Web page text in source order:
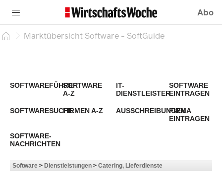
Abo
Marktübersicht Software - SoftGuide
SOFTWAREFÜHRERSOFTWARE
A-Z
IT-
DIENSTLEISTER
SOFTWARE
EINTRAGEN
SOFTWARESUCHEFIRMEN A-Z AUSSCHREIBUNGEN
FIRMA
EINTRAGEN
SOFTWARE-
NACHRICHTEN
Software > Dienstleistungen > Catering, Lieferdienste